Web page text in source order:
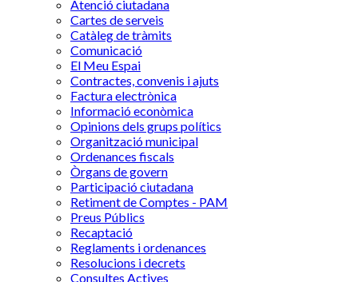
Atenció ciutadana
Cartes de serveis
Catàleg de tràmits
Comunicació
El Meu Espai
Contractes, convenis i ajuts
Factura electrònica
Informació econòmica
Opinions dels grups polítics
Organització municipal
Ordenances fiscals
Òrgans de govern
Participació ciutadana
Retiment de Comptes - PAM
Preus Públics
Recaptació
Reglaments i ordenances
Resolucions i decrets
Consultes Actives